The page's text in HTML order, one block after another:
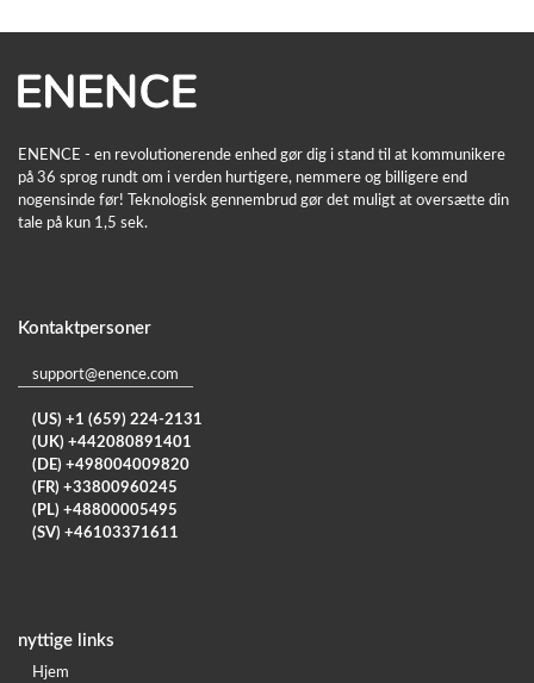
ENENCE - en revolutionerende enhed gør dig i stand til at kommunikere
på 36 sprog rundt om i verden hurtigere, nemmere og billigere end
nogensinde før! Teknologisk gennembrud gør det muligt at oversætte din
tale på kun 1,5 sek.
Kontaktpersoner
support@enence.com
(US) +1 (659) 224-2131
(UK) +442080891401
(DE) +498004009820
(FR) +33800960245
(PL) +48800005495
(SV) +46103371611
nyttige links
Hjem